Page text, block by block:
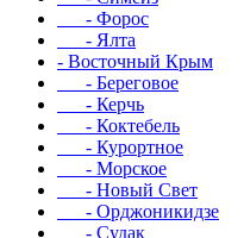
- Форос
- Ялта
- Восточный Крым
- Береговое
- Керчь
- Коктебель
- Курортное
- Морское
- Новый Свет
- Орджоникидзе
- Судак